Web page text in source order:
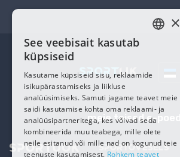
meie teised e-poed
×
See veebisait kasutab
küpsiseid
Kasutame küpsiseid sisu, reklaamide
isikupärastamiseks ja liikluse
analüüsimiseks. Samuti jagame teavet meie
saidi kasutamise kohta oma reklaami- ja
analüüsipartneritega, kes võivad seda
kombineerida muu teabega, mille olete
neile esitanud või mille nad on kogunud teie
teenuste kasutamisest. Rohkem teavet